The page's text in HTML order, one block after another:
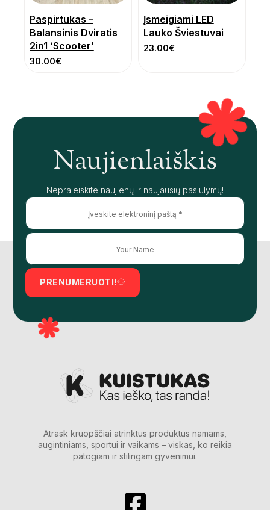
Paspirtukas –
Balansinis Dviratis
2in1 ‘Scooter’
30.00€
Įsmeigiami LED
Lauko Šviestuvai
23.00€
Naujienlaiškis
Nepraleiskite naujienų ir naujausių pasiūlymų!
PRENUMERUOTI!
Atrask kruopščiai atrinktus produktus namams,
augintiniams, sportui ir vaikams – viskas, ko reikia
patogiam ir stilingam gyvenimui.